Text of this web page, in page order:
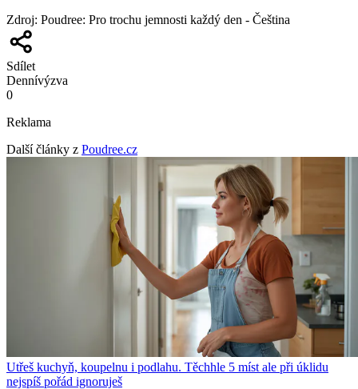
Zdroj: Poudree: Pro trochu jemnosti každý den - Čeština
Sdílet
Dennívýzva
0
Reklama
Další články z Poudree.cz
Utřeš kuchyň, koupelnu i podlahu. Těchhle 5 míst ale při úklidu
nejspíš pořád ignoruješ